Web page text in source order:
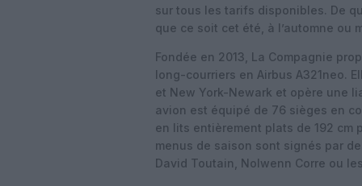
sur tous les tarifs disponibles. De
que ce soit cet été, à l’automne ou
Fondée en 2013, La Compagnie
long-courriers en Airbus A321neo.
et New York-Newark et opère une
avion est équipé de 76 sièges en
en lits entièrement plats de 192 cm
menus de saison sont signés par
David Toutain, Nolwenn Corre ou